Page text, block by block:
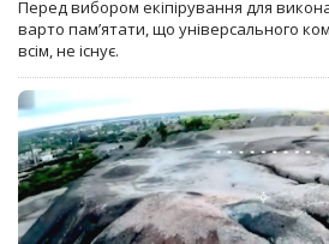
Перед вибором екіпірування для
варто пам’ятати, що універсального
всім, не існує.